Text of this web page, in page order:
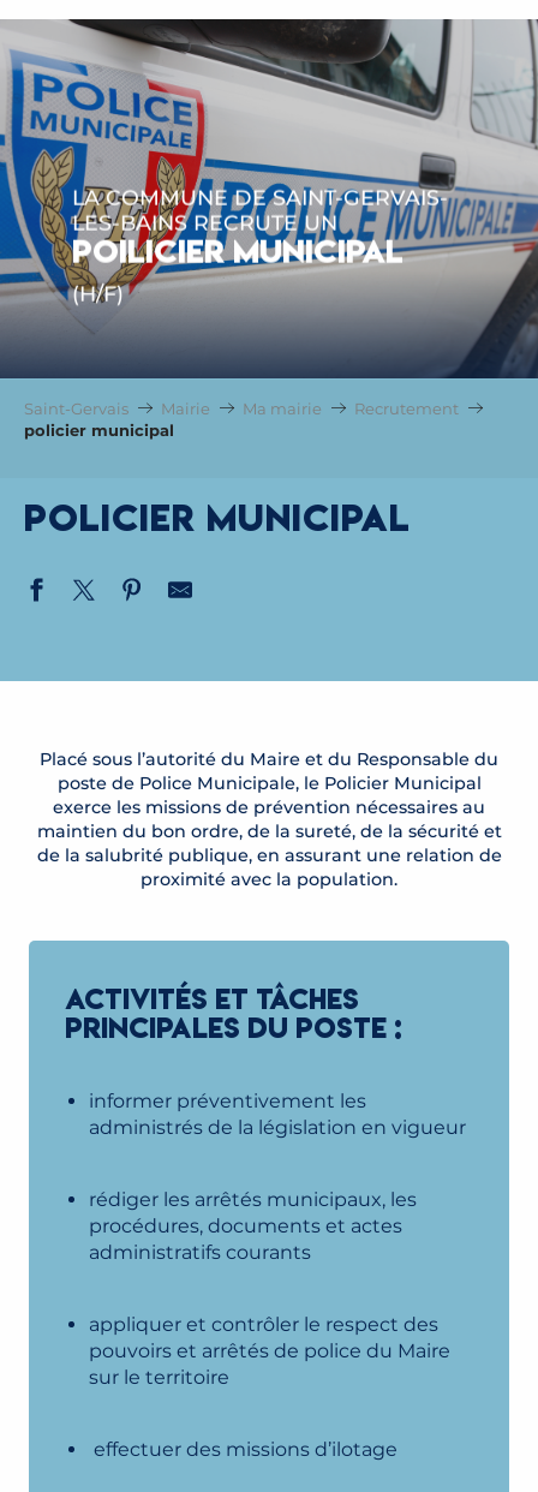
LA COMMUNE DE SAINT-GERVAIS-
LES-BAINS RECRUTE UN
POILICIER MUNICIPAL
(H/F)
Saint-Gervais Mairie Ma mairie
Recrutement
policier municipal
policier municipal
Placé sous l’autorité du Maire et du Responsable du
poste de Police Municipale, le Policier Municipal
exerce les missions de prévention nécessaires au
maintien du bon ordre, de la sureté, de la sécurité et
de la salubrité publique, en assurant une relation de
proximité avec la population.
ACTIVITÉS ET TÂCHES
PRINCIPALES DU POSTE :
informer préventivement les
administrés de la législation en vigueur
rédiger les arrêtés municipaux, les
procédures, documents et actes
administratifs courants
appliquer et contrôler le respect des
pouvoirs et arrêtés de police du Maire
sur le territoire
effectuer des missions d’ilotage